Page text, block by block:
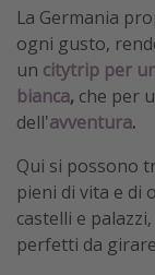
Vacanze last
Vacanze all
Vacanze estate
Vacanze di
Vacanze con
Vacanze al mare
Viaggi per single
La Germania
ogni gusto,
un citytrip per
bianca, che per
dell'avventura.
Qui si possono
pieni di vita e di
castelli e
perfetti da